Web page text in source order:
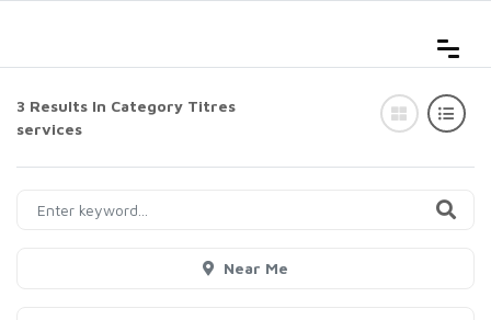
3 Results In Category Titres
services
Near Me